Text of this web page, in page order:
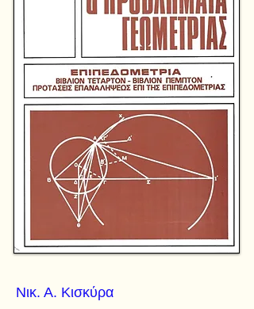
Νικ. Α. Κισκύρα